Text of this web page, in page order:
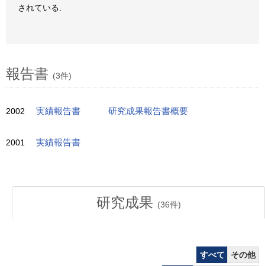
されている.
報告書 (3件)
2002 実績報告書 研究成果報告書概要
2001 実績報告書
研究成果 (36件)
すべて
その他